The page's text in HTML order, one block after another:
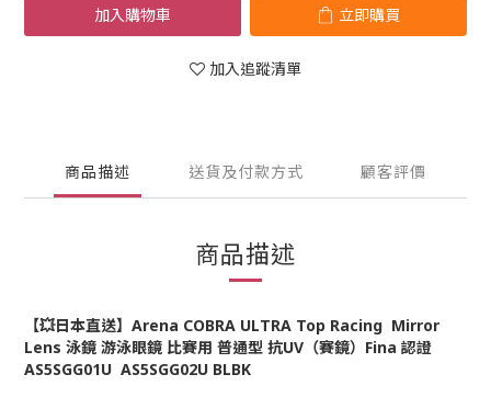
加入購物車 立即購買
加入追蹤清單
商品描述 送貨及付款方式 顧客評價
商品描述
【💥日本直送】Arena COBRA ULTRA Top Racing Mirror
Lens 泳鏡 游泳眼鏡 比賽用 普通型 抗UV（賽鏡）Fina 認證
AS5SGG01U AS5SGG02U BLBK